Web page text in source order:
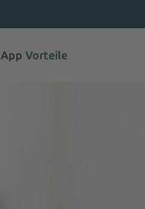
App Vorteile